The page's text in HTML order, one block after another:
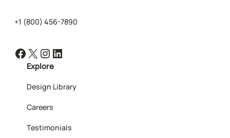
+1 (800) 456-7890
Facebook X Instagram LinkedIn
Explore
Design Library
Careers
Testimonials